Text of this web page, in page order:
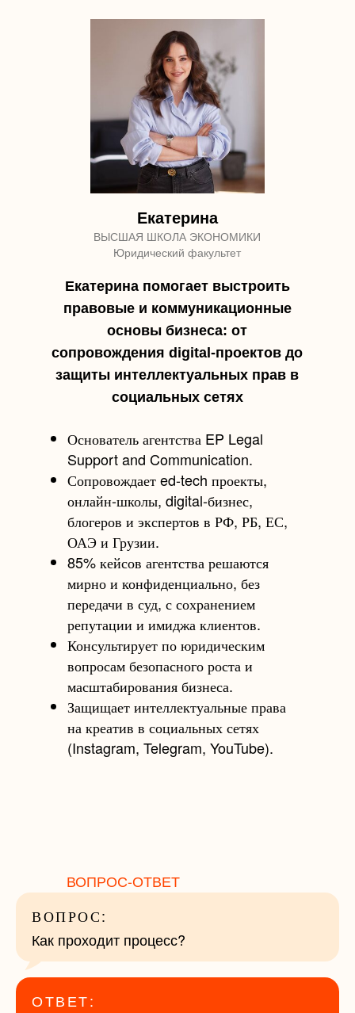
Екатерина
ВЫСШАЯ ШКОЛА ЭКОНОМИКИ
Юридический факультет
Екатерина помогает выстроить
правовые и коммуникационные
основы бизнеса: от
сопровождения digital-проектов до
защиты интеллектуальных прав в
социальных сетях
Основатель агентства EP Legal
Support and Communication.
Сопровождает ed-tech проекты,
онлайн-школы, digital-бизнес,
блогеров и экспертов в РФ, РБ, ЕС,
ОАЭ и Грузии.
85% кейсов агентства решаются
мирно и конфиденциально, без
передачи в суд, с сохранением
репутации и имиджа клиентов.
Консультирует по юридическим
вопросам безопасного роста и
масштабирования бизнеса.
Защищает интеллектуальные права
на креатив в социальных сетях
(Instagram, Telegram, YouTube).
ВОПРОС-ОТВЕТ
ВОПРОС:
Как проходит процесс?
ОТВЕТ: